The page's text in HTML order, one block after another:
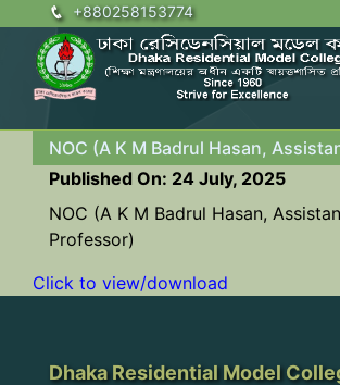
+880258153774
NOC (A K M Badrul Hasan,
Published On: 24 July, 2025
NOC (A K M Badrul Hasan,
Professor)
Click to view/download
Dhaka Residential Model